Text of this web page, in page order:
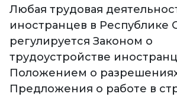
Любая трудовая
иностранцев в Республике
регулируется Законом о
трудоустройстве
Положением о
Предложения о работе в